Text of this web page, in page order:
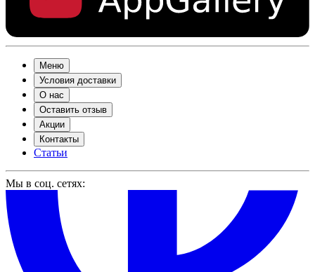
Меню
Условия доставки
О нас
Оставить отзыв
Акции
Контакты
Статьи
Мы в соц. сетях: